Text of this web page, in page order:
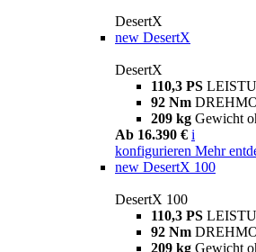
DesertX
new DesertX
DesertX
110,3 PS
92 Nm
209 kg Gewicht
Ab 16.390 € i
konfigurieren Mehr
new DesertX 100
DesertX 100
110,3 PS
92 Nm
209 kg Gewicht